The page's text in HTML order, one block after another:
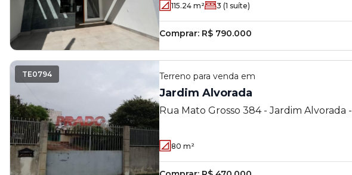
115.24 m² 3 (1 suíte)
Comprar: R$ 790.000
TE0794 Terreno para venda em
Jardim Alvorada
Rua Mato Grosso 384 - Jardim Alvorada -
80 m²